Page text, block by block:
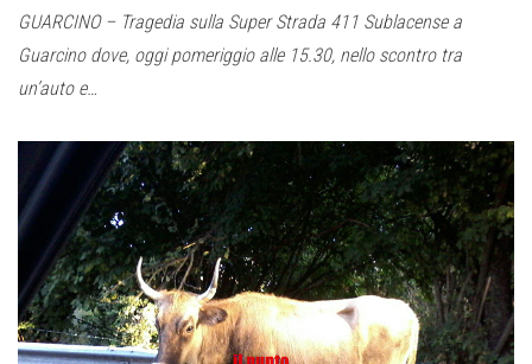
GUARCINO – Tragedia sulla Super Strada 411 Sublacense a
Guarcino dove, oggi pomeriggio alle 15.30, nello scontro tra
un’auto e…